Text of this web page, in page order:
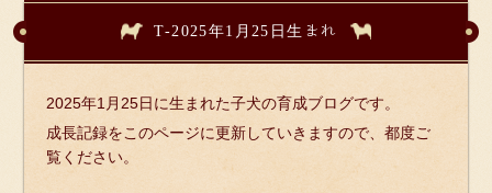
T-2025年1月25日生まれ
2025年1月25日に生まれた子犬の育成ブログです。
成長記録をこのページに更新していきますので、都度ご
覧ください。